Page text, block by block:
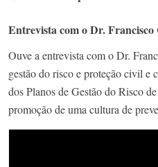
Entrevista com o Dr. Francisco
Ouve a entrevista com o Dr.
gestão do risco e proteção civil e
dos Planos de Gestão do Risco
promoção de uma cultura de